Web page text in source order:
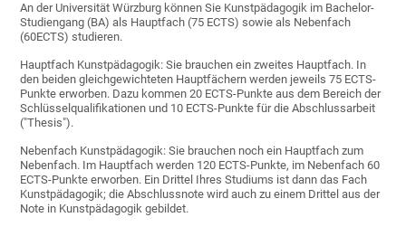
An der Universität Würzburg können Sie Kunstpädagogik im Bachelor-
Studiengang (BA) als Hauptfach (75 ECTS) sowie als Nebenfach
(60ECTS) studieren.
Hauptfach Kunstpädagogik: Sie brauchen ein zweites Hauptfach. In
den beiden gleichgewichteten Hauptfächern werden jeweils 75 ECTS-
Punkte erworben. Dazu kommen 20 ECTS-Punkte aus dem Bereich der
Schlüsselqualifikationen und 10 ECTS-Punkte für die Abschlussarbeit
("Thesis").
Nebenfach Kunstpädagogik: Sie brauchen noch ein Hauptfach zum
Nebenfach. Im Hauptfach werden 120 ECTS-Punkte, im Nebenfach 60
ECTS-Punkte erworben. Ein Drittel Ihres Studiums ist dann das Fach
Kunstpädagogik; die Abschlussnote wird auch zu einem Drittel aus der
Note in Kunstpädagogik gebildet.